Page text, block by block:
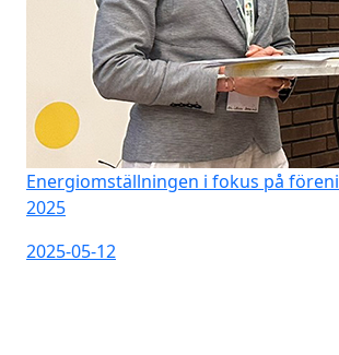
Energiomställningen i fokus på
2025
2025-05-12